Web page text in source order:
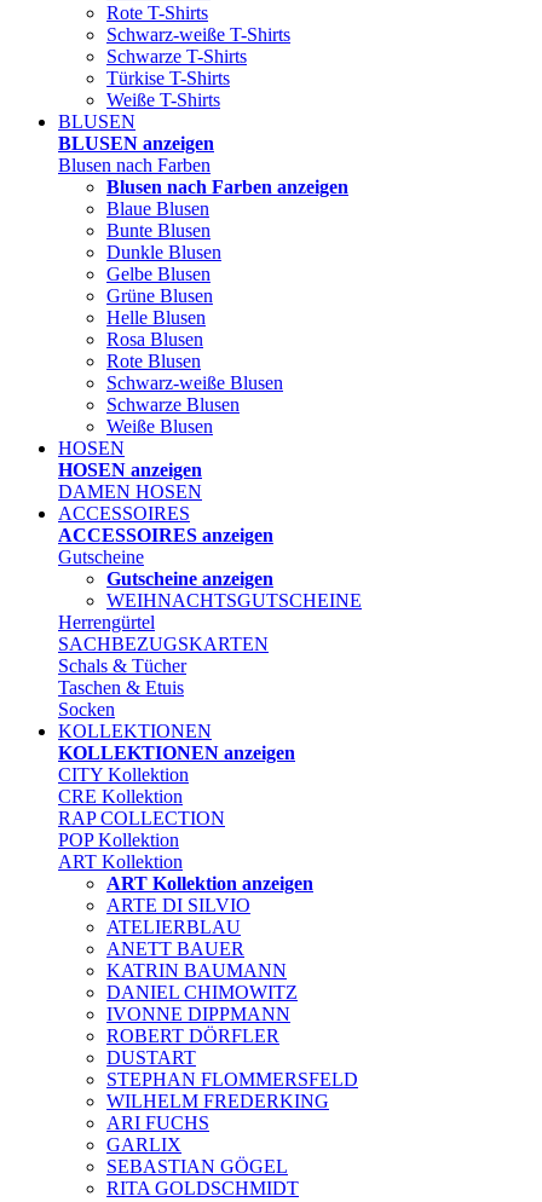
Rote T-Shirts
Schwarz-weiße T-Shirts
Schwarze T-Shirts
Türkise T-Shirts
Weiße T-Shirts
BLUSEN
BLUSEN anzeigen
Blusen nach Farben
Blusen nach Farben anzeigen
Blaue Blusen
Bunte Blusen
Dunkle Blusen
Gelbe Blusen
Grüne Blusen
Helle Blusen
Rosa Blusen
Rote Blusen
Schwarz-weiße Blusen
Schwarze Blusen
Weiße Blusen
HOSEN
HOSEN anzeigen
DAMEN HOSEN
ACCESSOIRES
ACCESSOIRES anzeigen
Gutscheine
Gutscheine anzeigen
WEIHNACHTSGUTSCHEINE
Herrengürtel
SACHBEZUGSKARTEN
Schals & Tücher
Taschen & Etuis
Socken
KOLLEKTIONEN
KOLLEKTIONEN anzeigen
CITY Kollektion
CRE Kollektion
RAP COLLECTION
POP Kollektion
ART Kollektion
ART Kollektion anzeigen
ARTE DI SILVIO
ATELIERBLAU
ANETT BAUER
KATRIN BAUMANN
DANIEL CHIMOWITZ
IVONNE DIPPMANN
ROBERT DÖRFLER
DUSTART
STEPHAN FLOMMERSFELD
WILHELM FREDERKING
ARI FUCHS
GARLIX
SEBASTIAN GÖGEL
RITA GOLDSCHMIDT